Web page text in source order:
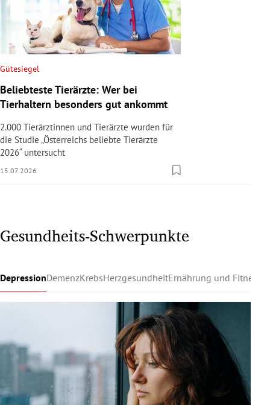
Gütesiegel
Beliebteste Tierärzte: Wer bei
Tierhaltern besonders gut ankommt
2.000 Tierärztinnen und Tierärzte wurden für
die Studie „Österreichs beliebte Tierärzte
2026“ untersucht
15.07.2026
Gesundheits-Schwerpunkte
DepressionDemenzKrebsHerzgesundheitErnährung und Fitness